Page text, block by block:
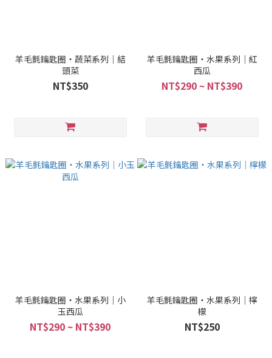
羊毛氈鑰匙圈・蔬菜系列｜結
頭菜
NT$350
羊毛氈鑰匙圈・水果系列｜紅
西瓜
NT$290 ~ NT$390
羊毛氈鑰匙圈・水果系列｜小
玉西瓜
NT$290 ~ NT$390
羊毛氈鑰匙圈・水果系列｜檸
檬
NT$250